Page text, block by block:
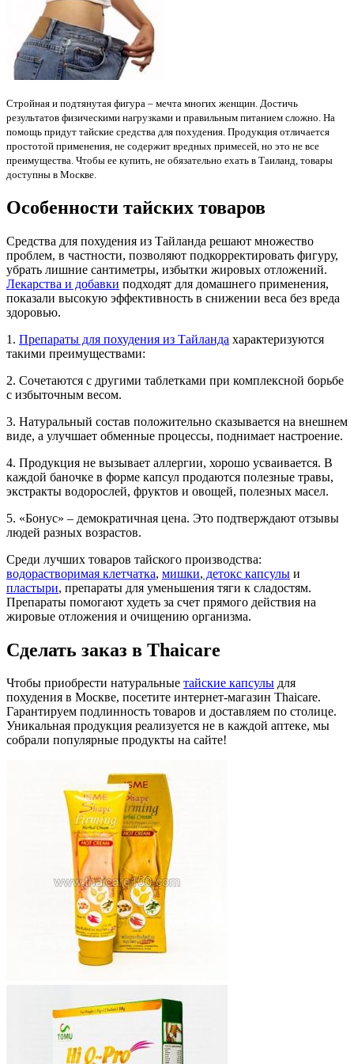
Стройная и подтянутая фигура – мечта многих женщин. Достичь
результатов физическими нагрузками и правильным питанием сложно. На
помощь придут тайские средства для похудения. Продукция отличается
простотой применения, не содержит вредных примесей, но это не все
преимущества. Чтобы ее купить, не обязательно ехать в Таиланд, товары
доступны в Москве.
Особенности тайских товаров
Средства для похудения из Тайланда решают множество
проблем, в частности, позволяют подкорректировать фигуру,
убрать лишние сантиметры, избытки жировых отложений.
Лекарства и добавки подходят для домашнего применения,
показали высокую эффективность в снижении веса без вреда
здоровью.
1. Препараты для похудения из Тайланда характеризуются
такими преимуществами:
2. Сочетаются с другими таблетками при комплексной борьбе
с избыточным весом.
3. Натуральный состав положительно сказывается на внешнем
виде, а улучшает обменные процессы, поднимает настроение.
4. Продукция не вызывает аллергии, хорошо усваивается. В
каждой баночке в форме капсул продаются полезные травы,
экстракты водорослей, фруктов и овощей, полезных масел.
5. «Бонус» – демократичная цена. Это подтверждают отзывы
людей разных возрастов.
Среди лучших товаров тайского производства:
водорастворимая клетчатка, мишки, детокс капсулы и
пластыри, препараты для уменьшения тяги к сладостям.
Препараты помогают худеть за счет прямого действия на
жировые отложения и очищению организма.
Сделать заказ в Thaicare
Чтобы приобрести натуральные тайские капсулы для
похудения в Москве, посетите интернет-магазин Thaicare.
Гарантируем подлинность товаров и доставляем по столице.
Уникальная продукция реализуется не в каждой аптеке, мы
собрали популярные продукты на сайте!